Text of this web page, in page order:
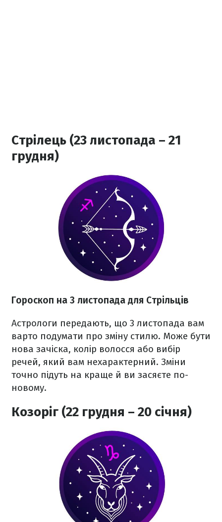
Стрілець (23 листопада – 21
грудня)
Гороскоп на 3 листопада для Стрільців
Астрологи передають, що 3 листопада вам
варто подумати про зміну стилю. Може бути
нова зачіска, колір волосся або вибір
речей, який вам нехарактерний. Зміни
точно підуть на краще й ви засяєте по-
новому.
Козоріг (22 грудня – 20 січня)